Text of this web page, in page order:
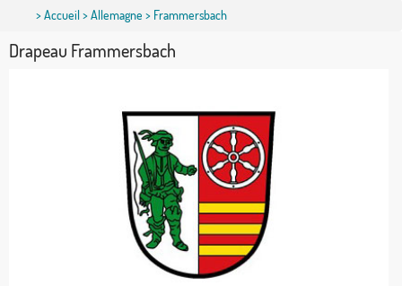
>Accueil>Allemagne > Frammersbach
Drapeau Frammersbach